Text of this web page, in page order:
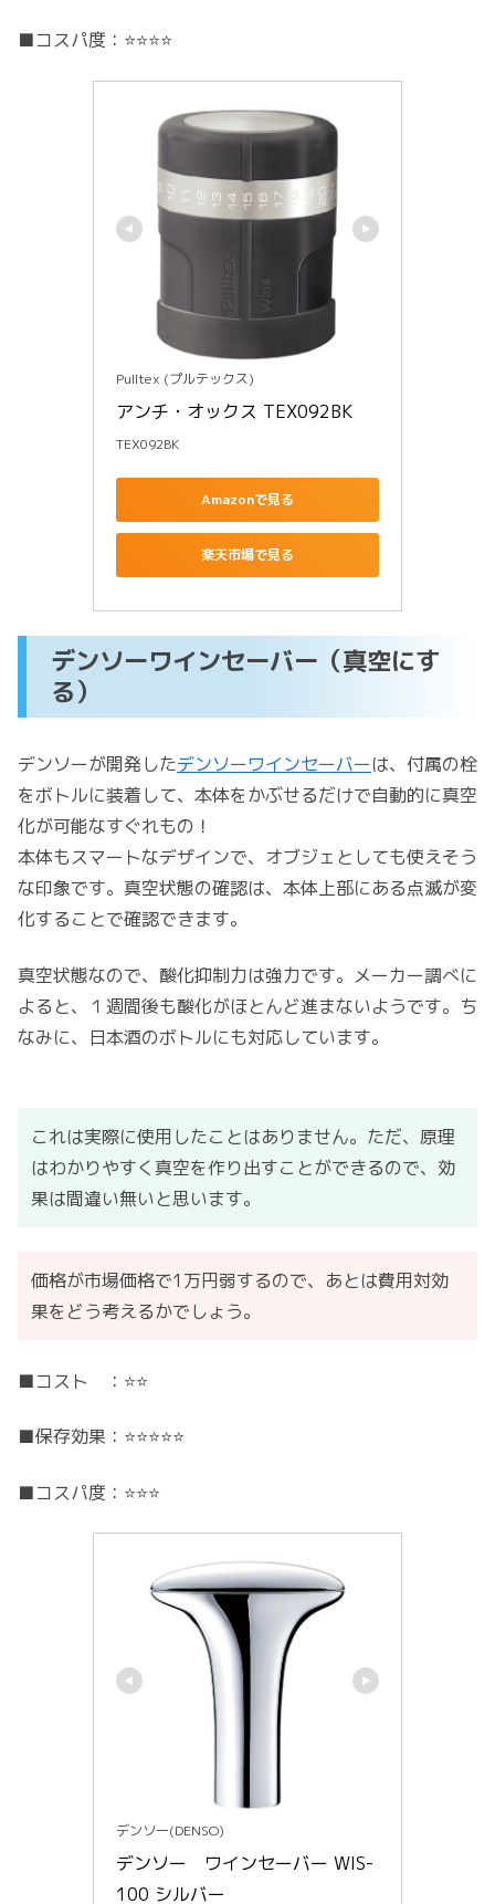
■コスパ度：⭐️⭐️⭐️⭐️
Pulltex (プルテックス)
アンチ・オックス TEX092BK
TEX092BK
Amazonで見る
楽天市場で見る
デンソーワインセーバー（真空にす
る）
デンソーが開発したデンソーワインセーバーは、付属の栓
をボトルに装着して、本体をかぶせるだけで自動的に真空
化が可能なすぐれもの！
本体もスマートなデザインで、オブジェとしても使えそう
な印象です。真空状態の確認は、本体上部にある点滅が変
化することで確認できます。
真空状態なので、酸化抑制力は強力です。メーカー調べに
よると、１週間後も酸化がほとんど進まないようです。ち
なみに、日本酒のボトルにも対応しています。
これは実際に使用したことはありません。ただ、原理
はわかりやすく真空を作り出すことができるので、効
果は間違い無いと思います。
価格が市場価格で1万円弱するので、あとは費用対効
果をどう考えるかでしょう。
■コスト ：⭐️⭐️
■保存効果：⭐️⭐️⭐️⭐️⭐️
■コスパ度：⭐️⭐️⭐️
デンソー(DENSO)
デンソー　ワインセーバー WIS-
100 シルバー